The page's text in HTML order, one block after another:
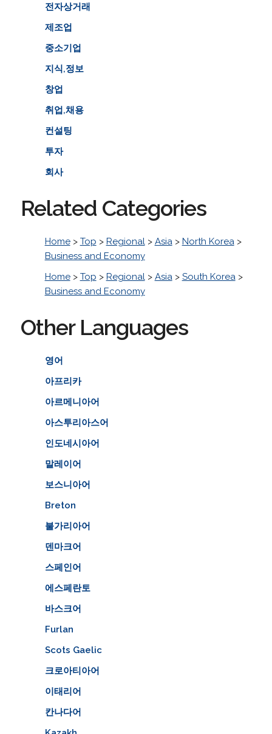
전자상거래
제조업
중소기업
지식,정보
창업
취업,채용
컨설팅
투자
회사
Related Categories
Home> Top > Regional> Asia> North Korea>
Business and Economy
Home> Top > Regional> Asia> South Korea>
Business and Economy
Other Languages
영어
아프리카
아르메니아어
아스투리아스어
인도네시아어
말레이어
보스니아어
Breton
불가리아어
덴마크어
스페인어
에스페란토
바스크어
Furlan
Scots Gaelic
크로아티아어
이태리어
칸나다어